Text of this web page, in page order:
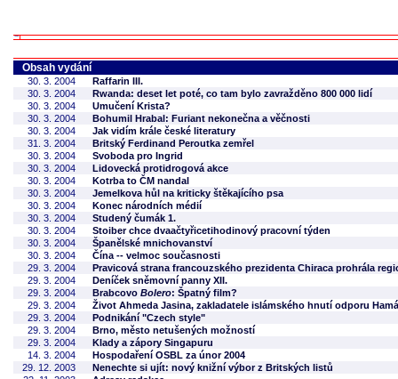
Obsah vydání
30. 3. 2004
Raffarin III.
30. 3. 2004
Rwanda: deset let poté, co tam bylo zavražděno 800 000 lidí
30. 3. 2004
Umučení Krista?
30. 3. 2004
Bohumil Hrabal: Furiant nekonečna a věčnosti
30. 3. 2004
Jak vidím krále české literatury
31. 3. 2004
Britský Ferdinand Peroutka zemřel
30. 3. 2004
Svoboda pro Ingrid
30. 3. 2004
Lidovecká protidrogová akce
30. 3. 2004
Kotrba to ČM nandal
30. 3. 2004
Jemelkova hůl na kriticky štěkajícího psa
30. 3. 2004
Konec národních médií
30. 3. 2004
Studený čumák 1.
30. 3. 2004
Stoiber chce dvaačtyřicetihodinový pracovní týden
30. 3. 2004
Španělské mnichovanství
30. 3. 2004
Čína -- velmoc současnosti
29. 3. 2004
Pravicová strana francouzského prezidenta Chiraca prohrála
29. 3. 2004
Deníček sněmovní panny XII.
29. 3. 2004
Brabcovo Bolero: Špatný film?
29. 3. 2004
Život Ahmeda Jasina, zakladatele islámského hnutí odporu
29. 3. 2004
Podnikání "Czech style"
29. 3. 2004
Brno, město netušených možností
29. 3. 2004
Klady a zápory Singapuru
14. 3. 2004
Hospodaření OSBL za únor 2004
29. 12. 2003
Nenechte si ujít: nový knižní výbor z Britských listů